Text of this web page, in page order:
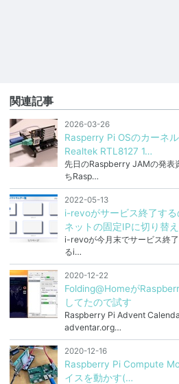
関連記事
2026-03-26
Rasperry Pi OSのカーネ
Realtek RTL8127 1…
先日のRaspberry JAMの発表
ちRasp…
2022-05-13
i-revoがサービス終了す
ネットの固定IPに切り替
i-revoが今月末でサービス終
るi…
2020-12-22
Folding@Homeが
してたので試す
Raspberry Pi Advent
adventar.org…
2020-12-16
Raspberry Pi Compute
イスを動かす(…